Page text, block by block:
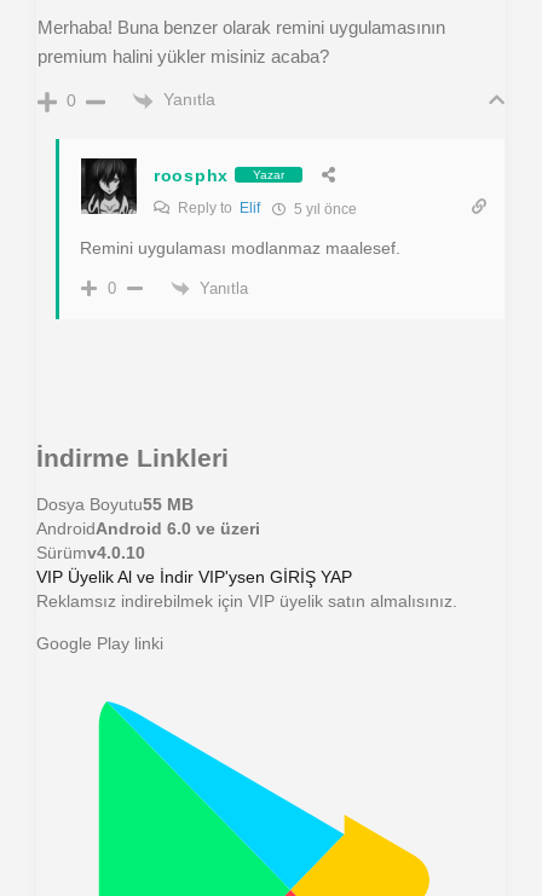
Merhaba! Buna benzer olarak remini uygulamasının
premium halini yükler misiniz acaba?
0 Yanıtla
roosphx Yazar
Reply to Elif 5 yıl önce
Remini uygulaması modlanmaz maalesef.
0 Yanıtla
İndirme Linkleri
Dosya Boyutu55 MB
AndroidAndroid 6.0 ve üzeri
Sürümv4.0.10
VIP Üyelik Al ve İndir VIP'ysen GİRİŞ YAP
Reklamsız indirebilmek için VIP üyelik satın almalısınız.
Google Play linki